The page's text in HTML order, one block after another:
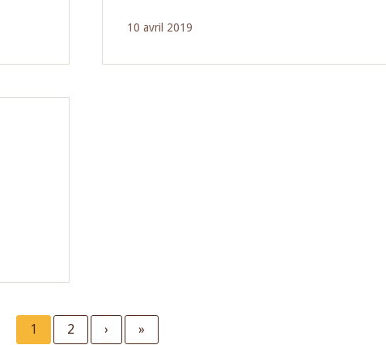
10 avril 2019
Current
1 Page
2
Next
›
Last
»